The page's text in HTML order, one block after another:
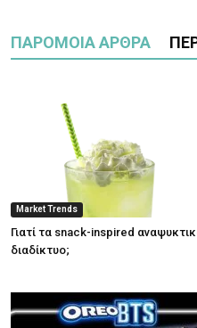
ΠΑΡΟΜΟΙΑ ΑΡΘΡΑ
Market Trends
Γιατί τα snack-inspired
διαδίκτυο;